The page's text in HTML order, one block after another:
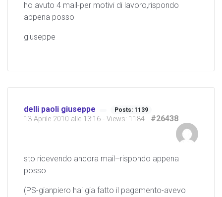
ho avuto 4 mail-per motivi di lavoro,rispondo
appena posso
giuseppe
delli paoli giuseppe Posts: 1139
13 Aprile 2010 alle 13:16 - Views: 1184 #26438
sto ricevendo ancora mail–rispondo appena
posso
(PS-gianpiero hai gia fatto il pagamento-avevo